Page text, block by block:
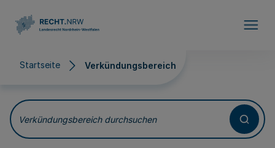
Startseite Verkündungsbereich
Verkündungsbereich
Verkündungsbereich durchsuchen